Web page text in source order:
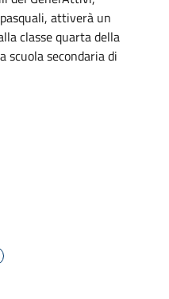
attiverà un
classe quarta della
scuola secondaria di